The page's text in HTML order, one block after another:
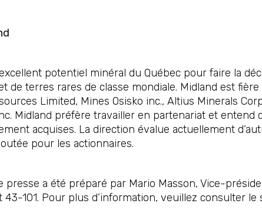
potentiel minéral du Québec pour faire la
de terres rares de classe mondiale. Midland est
Limited, Mines Osisko inc., Altius Minerals
Midland préfère travailler en partenariat et
acquises. La direction évalue actuellement
pour les actionnaires.
presse a été préparé par Mario Masson, Vice-
43-101. Pour plus d’information, veuillez consulter